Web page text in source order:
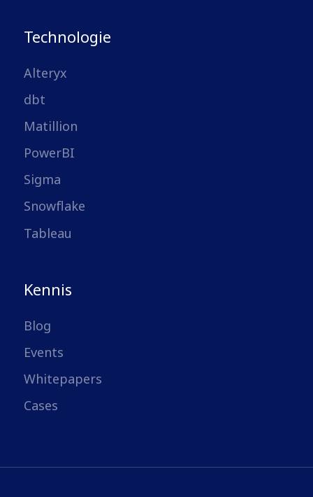
Technologie
Alteryx
dbt
Matillion
PowerBI
Sigma
Snowflake
Tableau
Kennis
Blog
Events
Whitepapers
Cases